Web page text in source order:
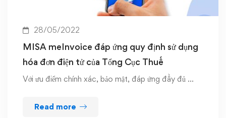
28/05/2022
MISA meInvoice đáp ứng quy định sử dụng
hóa đơn điện tử của Tổng Cục Thuế
Với ưu điểm chính xác, bảo mật, đáp ứng đầy đủ …
Read more